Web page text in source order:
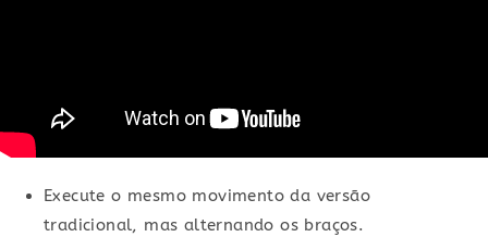
Execute o mesmo movimento da versão
tradicional, mas alternando os braços.